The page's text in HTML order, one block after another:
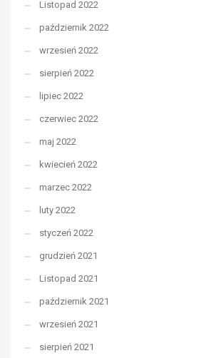
Listopad 2022
październik 2022
wrzesień 2022
sierpień 2022
lipiec 2022
czerwiec 2022
maj 2022
kwiecień 2022
marzec 2022
luty 2022
styczeń 2022
grudzień 2021
Listopad 2021
październik 2021
wrzesień 2021
sierpień 2021